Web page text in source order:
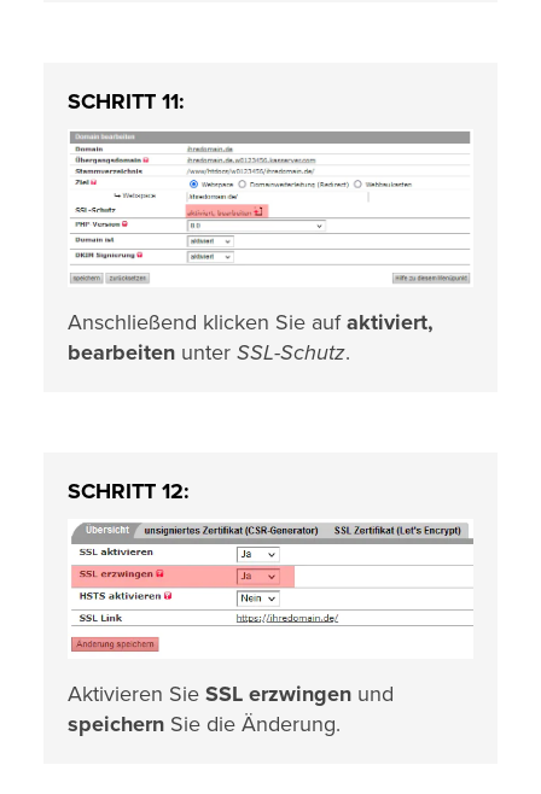
SCHRITT 11:
Anschließend klicken Sie aufaktiviert,
bearbeiten unter SSL-Schutz.
SCHRITT 12:
Aktivieren Sie SSL erzwingen und
speichern Sie die Änderung.